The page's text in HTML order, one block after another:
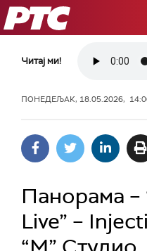
РТС
Читај ми!
ПОНЕДЕЉАК, 18.05.2026,
Панорама –
Live” –